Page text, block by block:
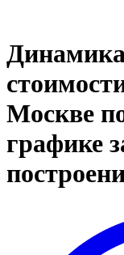
Москве
графике